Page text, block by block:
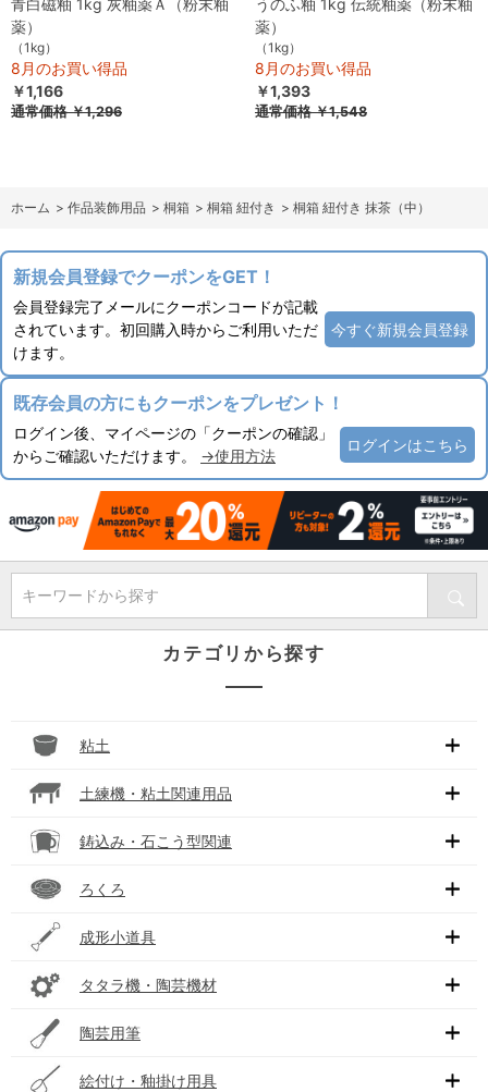
青白磁釉 1kg 灰釉薬Ａ（粉末釉
薬）
（1kg）
8月のお買い得品
￥1,166
通常価格￥1,296
うのふ釉 1kg 伝統釉薬（粉末釉
薬）
（1kg）
8月のお買い得品
￥1,393
通常価格￥1,548
ホーム > 作品装飾用品 > 桐箱 > 桐箱 紐付き > 桐箱 紐付き 抹茶（中）
新規会員登録でクーポンをGET！
会員登録完了メールにクーポンコードが記載
されています。初回購入時からご利用いただ
けます。
今すぐ新規会員登録
既存会員の方にもクーポンをプレゼント！
ログイン後、マイページの「クーポンの確認」
からご確認いただけます。 →使用方法
ログインはこちら
キーワードから探す
カテゴリから探す
粘土
土練機・粘土関連用品
鋳込み・石こう型関連
ろくろ
成形小道具
タタラ機・陶芸機材
陶芸用筆
絵付け・釉掛け用具